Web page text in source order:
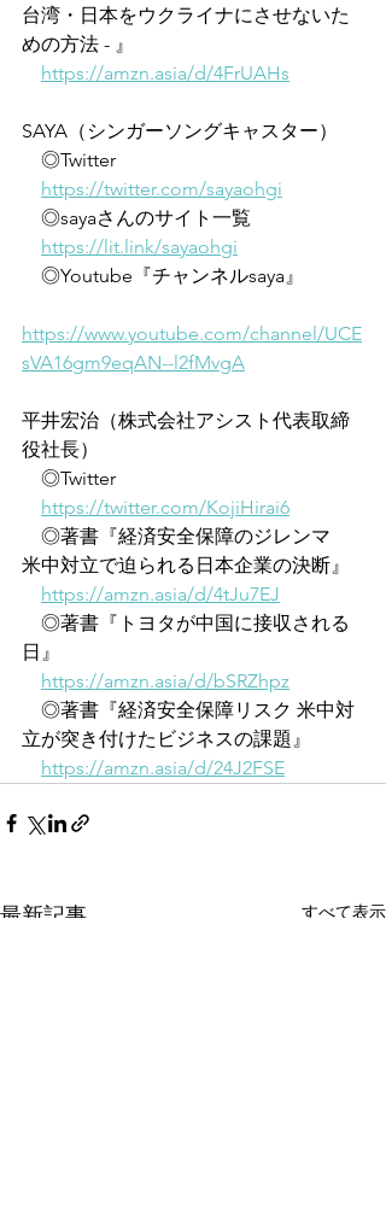
台湾・日本をウクライナにさせないた
めの方法 - 』
https://amzn.asia/d/4FrUAHs
SAYA（シンガーソングキャスター）
◎Twitter
https://twitter.com/sayaohgi
◎sayaさんのサイト一覧
https://lit.link/sayaohgi
◎Youtube『チャンネルsaya』
https://www.youtube.com/channel/UCE
sVA16gm9eqAN--l2fMvgA
平井宏治（株式会社アシスト代表取締
役社長）
◎Twitter
https://twitter.com/KojiHirai6
◎著書『経済安全保障のジレンマ
米中対立で迫られる日本企業の決断』
https://amzn.asia/d/4tJu7EJ
◎著書『トヨタが中国に接収される
日』
https://amzn.asia/d/bSRZhpz
◎著書『経済安全保障リスク 米中対
立が突き付けたビジネスの課題』
https://amzn.asia/d/24J2FSE
最新記事 すべて表示